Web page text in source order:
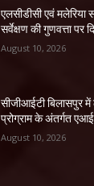
एलसीडीसी एवं मलेरिया
सर्वेक्षण की गुणवत्ता पर
August 10, 2026
सीजीआईटी बिलासपुर
प्रोग्राम के अंतर्गत
August 10, 2026